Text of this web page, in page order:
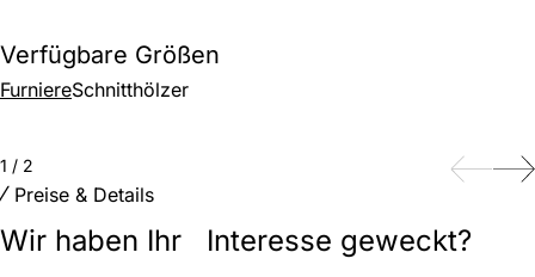
Verfügbare Größen
FurniereSchnitthölzer
1 / 2 Zurück
Preise & Details
Wir haben Ihr Interesse geweckt?